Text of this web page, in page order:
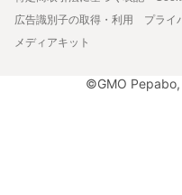
広告識別子の取得・利用
プライ
メディアキット
©GMO